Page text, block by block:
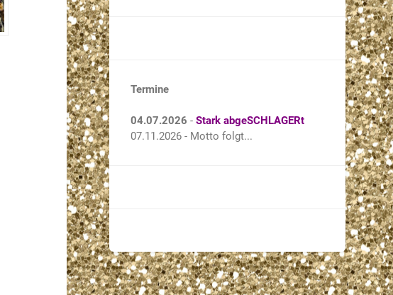
Termine
04.07.2026 -Stark abgeSCHLAGERt
07.11.2026 - Motto folgt...